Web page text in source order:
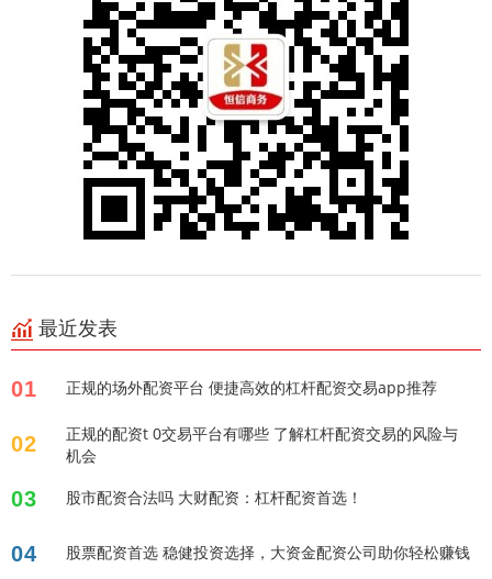
最近发表
01 正规的场外配资平台 便捷高效的杠杆配资交易app推荐
02
正规的配资t 0交易平台有哪些 了解杠杆配资交易的风险与
机会
03 股市配资合法吗 大财配资：杠杆配资首选！
04 股票配资首选 稳健投资选择，大资金配资公司助你轻松赚钱